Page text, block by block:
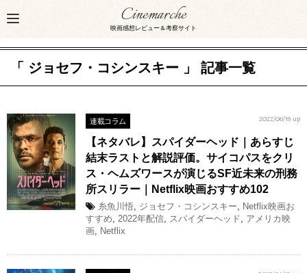
Cinemarche
映画感想レビュー＆考察サイト
「 ジョセフ・コシンスキー 」 記事一覧
連載コラム 2022/06/19 up
【ネタバレ】スパイダーヘッド｜あらすじ
結末ラストと解説評価。サイコパスをクリ
ス・ヘムズワースが演じるSF近未来の刑務
所スリラー｜Netflix映画おすすめ102
糸魚川悟, ジョセフ・コシンスキー, Netflix映画お
すすめ, 2022年配信, スパイダーヘッド, アメリカ映
画, Netflix